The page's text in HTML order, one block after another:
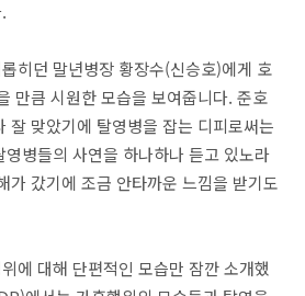
히던 말년병장 황장수(신승호)에게 호
만큼 시원한 모습을 보여줍니다. 준호
잘 맞았기에 탈영병을 잡는 디피로써는
병들의 사연을 하나하나 듣고 있노라
가 갔기에 조금 안타까운 느낌을 받기도
에 대해 단편적인 모습만 잠깐 소개했